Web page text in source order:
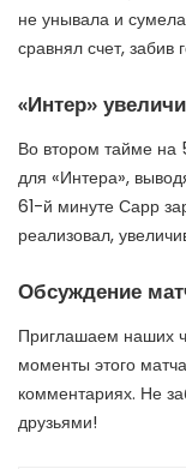
не унывала и
сравнял счет, забив
«Интер»
Во втором тайме на
для «Интера»,
61-й минуте Сарр
реализовал,
Обсуждение
Приглашаем наших
моменты этого
комментариях. Не
друзьями!